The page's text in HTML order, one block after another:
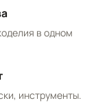
в одном
инструменты.